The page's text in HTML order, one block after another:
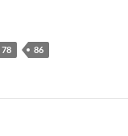
78 86